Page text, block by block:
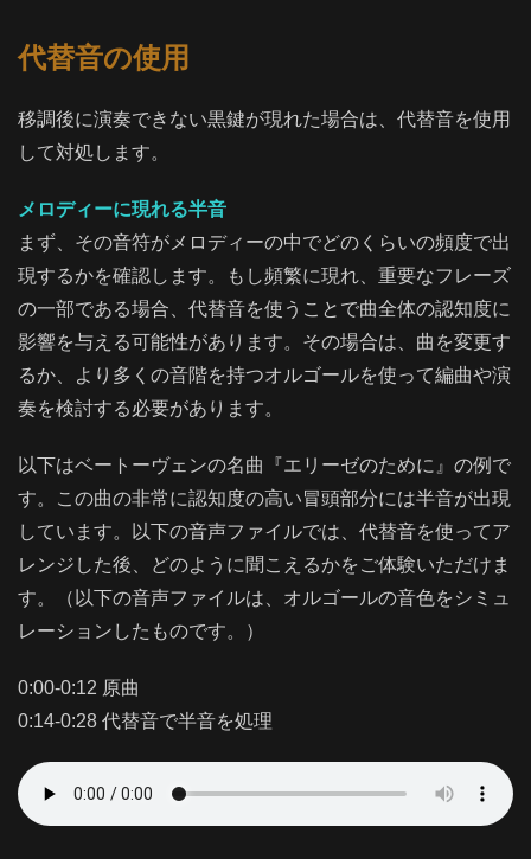
代替音の使用
移調後に演奏できない黒鍵が現れた場合は、代替音を使用
して対処します。
メロディーに現れる半音
まず、その音符がメロディーの中でどのくらいの頻度で出
現するかを確認します。もし頻繁に現れ、重要なフレーズ
の一部である場合、代替音を使うことで曲全体の認知度に
影響を与える可能性があります。その場合は、曲を変更す
るか、より多くの音階を持つオルゴールを使って編曲や演
奏を検討する必要があります。
以下はベートーヴェンの名曲『エリーゼのために』の例で
す。この曲の非常に認知度の高い冒頭部分には半音が出現
しています。以下の音声ファイルでは、代替音を使ってア
レンジした後、どのように聞こえるかをご体験いただけま
す。（以下の音声ファイルは、オルゴールの音色をシミュ
レーションしたものです。）
0:00-0:12 原曲
0:14-0:28 代替音で半音を処理